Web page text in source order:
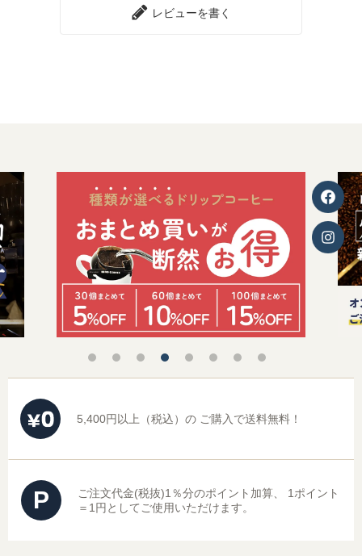
レビューを書く
5,400円以上（税込）の ご購入で送料無料！
P ご注文代金(税抜)1％分のポイント加算、
1ポイント
＝1円としてご使用いただけます。